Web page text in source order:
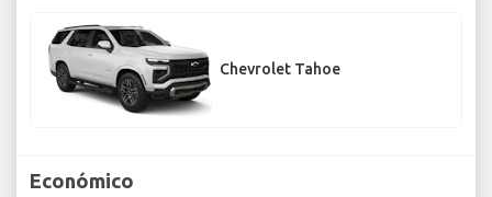
Chevrolet Tahoe
Económico